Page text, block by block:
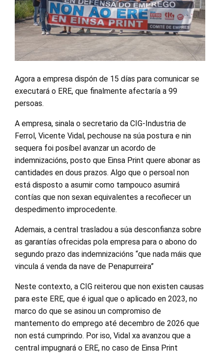
Agora a empresa dispón de 15 días para comunicar se
executará o ERE, que finalmente afectaría a 99
persoas.
A empresa, sinala o secretario da CIG-Industria de
Ferrol, Vicente Vidal, pechouse na súa postura e nin
sequera foi posíbel avanzar un acordo de
indemnizacións, posto que Einsa Print quere abonar as
cantidades en dous prazos. Algo que o persoal non
está disposto a asumir como tampouco asumirá
contías que non sexan equivalentes a recoñecer un
despedimento improcedente.
Ademais, a central trasladou a súa desconfianza sobre
as garantías ofrecidas pola empresa para o abono do
segundo prazo das indemnizacións “que nada máis que
vincula á venda da nave de Penapurreira”
Neste contexto, a CIG reiterou que non existen causas
para este ERE, que é igual que o aplicado en 2023, no
marco do que se asinou un compromiso de
mantemento do emprego até decembro de 2026 que
non está cumprindo. Por iso, Vidal xa avanzou que a
central impugnará o ERE, no caso de Einsa Print